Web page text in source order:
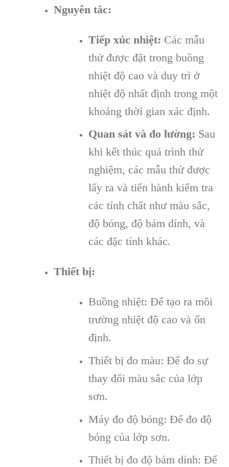
Nguyên tắc:
Tiếp xúc nhiệt: Các mẫu
thử được đặt trong buồng
nhiệt độ cao và duy trì ở
nhiệt độ nhất định trong một
khoảng thời gian xác định.
Quan sát và đo lường: Sau
khi kết thúc quá trình thử
nghiệm, các mẫu thử được
lấy ra và tiến hành kiểm tra
các tính chất như màu sắc,
độ bóng, độ bám dính, và
các đặc tính khác.
Thiết bị:
Buồng nhiệt: Để tạo ra môi
trường nhiệt độ cao và ổn
định.
Thiết bị đo màu: Để đo sự
thay đổi màu sắc của lớp
sơn.
Máy đo độ bóng: Để đo độ
bóng của lớp sơn.
Thiết bị đo độ bám dính: Để